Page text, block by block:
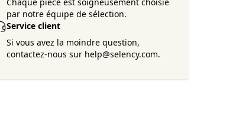
par notre équipe de sélection.
Service client
Si vous avez la moindre question,
contactez-nous sur help@selency.com.